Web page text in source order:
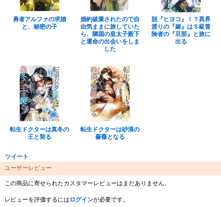
勇者アルファの求婚
と、秘密の子
婚約破棄されたので自
由気ままに旅していた
ら、隣国の皇太子殿下
と運命の出会いをしま
した
脱『ヒヨコ』！？異界
渡りの『嫁』はＳ級冒
険者の『旦那』と旅に
出る
転生ドクターは真冬の
王と契る
転生ドクターは砂漠の
薔薇となる
ツイート
ユーザーレビュー
この商品に寄せられたカスタマーレビューはまだありません。
レビューを評価するには ログインが必要です。